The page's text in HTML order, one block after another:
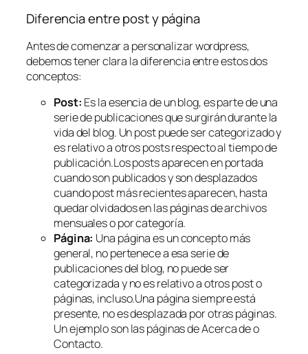
Diferencia entre post y página
Antes de comenzar a personalizar wordpress,
debemos tener clara la diferencia entre estos dos
conceptos:
Post: Es la esencia de un blog, es parte de una
serie de publicaciones que surgirán durante la
vida del blog. Un post puede ser categorizado y
es relativo a otros posts respecto al tiempo de
publicación.Los posts aparecen en portada
cuando son publicados y son desplazados
cuando post más recientes aparecen, hasta
quedar olvidados en las páginas de archivos
mensuales o por categoría.
Página: Una página es un concepto más
general, no pertenece a esa serie de
publicaciones del blog, no puede ser
categorizada y no es relativo a otros post o
páginas, incluso.Una página siempre está
presente, no es desplazada por otras páginas.
Un ejemplo son las páginas deAcerca deo
Contacto.